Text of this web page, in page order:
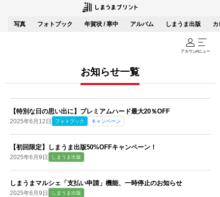
写真 フォトブック 年賀状 / 寒中 アルバム しまうま出版 カ
アカウントメニュー
お知らせ一覧
【特別な日の思い出に】プレミアムハード最大20％OFF
2025年6月12日 フォトブック キャンペーン
【初回限定】しまうま出版50%OFFキャンペーン！
2025年6月9日 しまうま出版
しまうまマルシェ「支払い申請」機能、一時停止のお知らせ
2025年6月9日 しまうま出版